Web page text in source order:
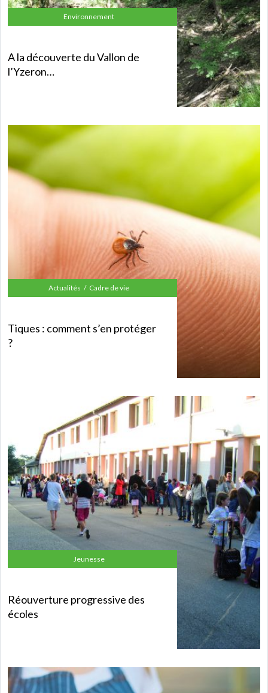
Environnement
A la découverte du Vallon de
l’Yzeron…
Actualités Cadre de vie
Tiques : comment s’en protéger
?
Jeunesse
Réouverture progressive des
écoles